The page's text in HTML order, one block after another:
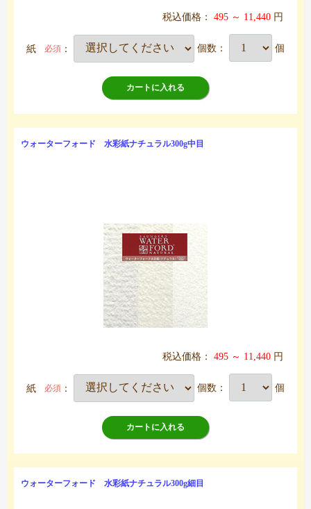
税込価格： 495 ～ 11,440 円
紙 必須 ： 個数： 個
カートに入れる
ウォーターフォード 水彩紙ナチュラル300g中目
税込価格： 495 ～ 11,440 円
紙 必須 ： 個数： 個
カートに入れる
ウォーターフォード 水彩紙ナチュラル300g細目